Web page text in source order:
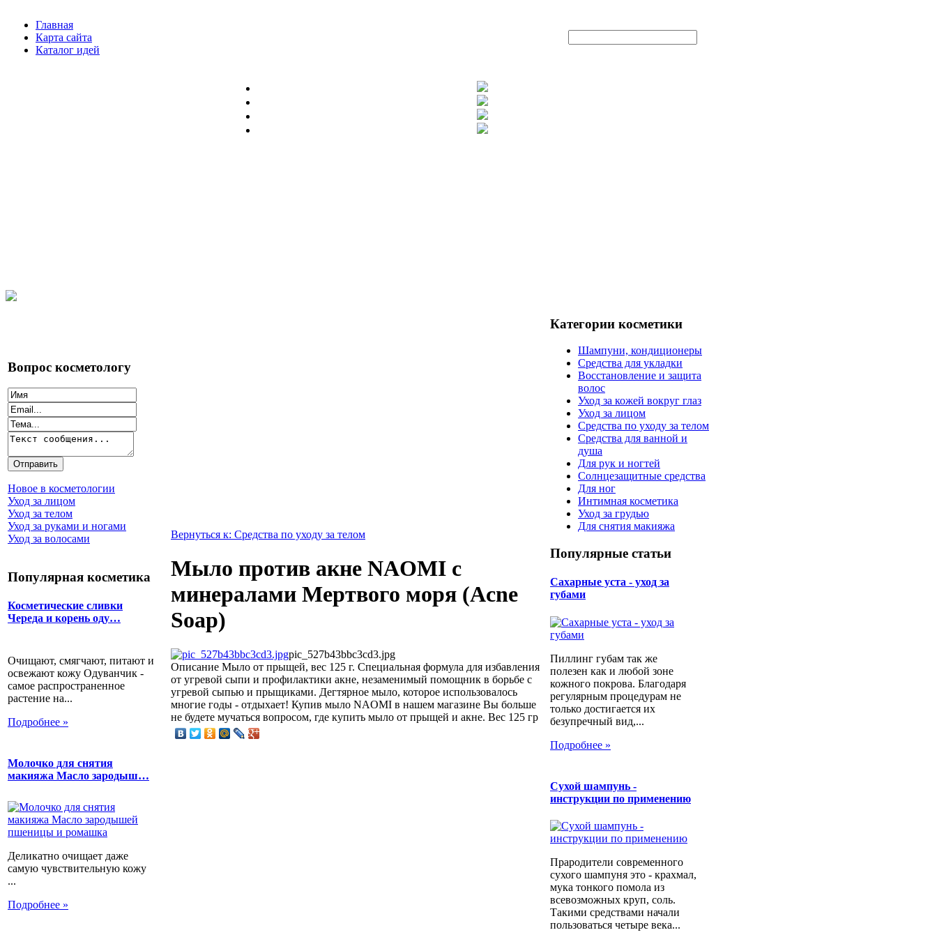
Главная
Карта сайта
Каталог идей
Вопрос косметологу
Новое в косметологии
Уход за лицом
Уход за телом
Уход за руками и ногами
Уход за волосами
Популярная косметика
Косметические сливки
Череда и корень оду…
Очищают, смягчают, питают и
освежают кожу Одуванчик -
самое распространенное
растение на...
Подробнее »
Молочко для снятия
макияжа Масло зародыш…
Деликатно очищает даже
самую чувствительную кожу
...
Подробнее »
Вернуться к: Средства по уходу за телом
Мыло против акне NAOMI с
минералами Мертвого моря (Acne
Soap)
pic_527b43bbc3cd3.jpg
Описание Мыло от прыщей, вес 125 г. Специальная формула для избавления
от угревой сыпи и профилактики акне, незаменимый помощник в борьбе с
угревой сыпью и прыщиками. Дегтярное мыло, которое использовалось
многие годы - отдыхает! Купив мыло NAOMI в нашем магазине Вы больше
не будете мучаться вопросом, где купить мыло от прыщей и акне. Вес 125 гр
Категории косметики
Шампуни, кондиционеры
Средства для укладки
Восстановление и защита
волос
Уход за кожей вокруг глаз
Уход за лицом
Средства по уходу за телом
Средства для ванной и
душа
Для рук и ногтей
Солнцезащитные средства
Для ног
Интимная косметика
Уход за грудью
Для снятия макияжа
Популярные статьи
Сахарные уста - уход за
губами
Пиллинг губам так же
полезен как и любой зоне
кожного покрова. Благодаря
регулярным процедурам не
только достигается их
безупречный вид,...
Подробнее »
Сухой шампунь -
инструкции по применению
Прародители современного
сухого шампуня это - крахмал,
мука тонкого помола из
всевозможных круп, соль.
Такими средствами начали
пользоваться четыре века...